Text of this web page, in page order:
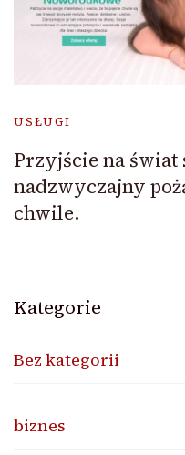
USŁUGI
Przyjście na świat
nadzwyczajny
chwile.
Kategorie
Bez kategorii
biznes